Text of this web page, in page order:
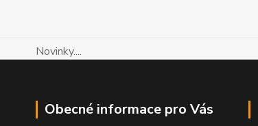
Novinky....
Obecné informace pro Vás